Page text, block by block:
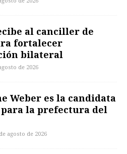
al canciller de
fortalecer
bilateral
de 2026
Weber es la candidata
para la prefectura del
agosto de 2026